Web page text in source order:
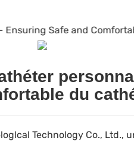
du
Technology Co., Ltd.,